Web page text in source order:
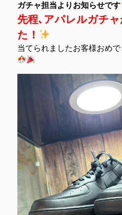
ガチャ担当よりお知らせです
先程､アパレルガチ
た！
当てられましたお客様おめ